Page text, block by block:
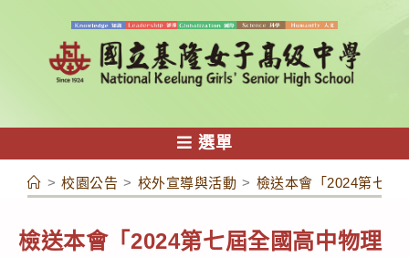
容
選單
> 校園公告 > 校外宣導與活動 > 檢送本會「2024第七屆
檢送本會「2024第七屆全國高中物理